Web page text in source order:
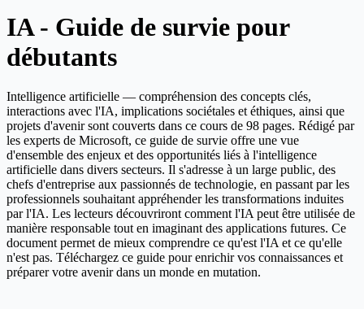
IA - Guide de survie pour
débutants
Intelligence artificielle — compréhension des concepts clés,
interactions avec l'IA, implications sociétales et éthiques, ainsi que
projets d'avenir sont couverts dans ce cours de 98 pages. Rédigé par
les experts de Microsoft, ce guide de survie offre une vue
d'ensemble des enjeux et des opportunités liés à l'intelligence
artificielle dans divers secteurs. Il s'adresse à un large public, des
chefs d'entreprise aux passionnés de technologie, en passant par les
professionnels souhaitant appréhender les transformations induites
par l'IA. Les lecteurs découvriront comment l'IA peut être utilisée de
manière responsable tout en imaginant des applications futures. Ce
document permet de mieux comprendre ce qu'est l'IA et ce qu'elle
n'est pas. Téléchargez ce guide pour enrichir vos connaissances et
préparer votre avenir dans un monde en mutation.